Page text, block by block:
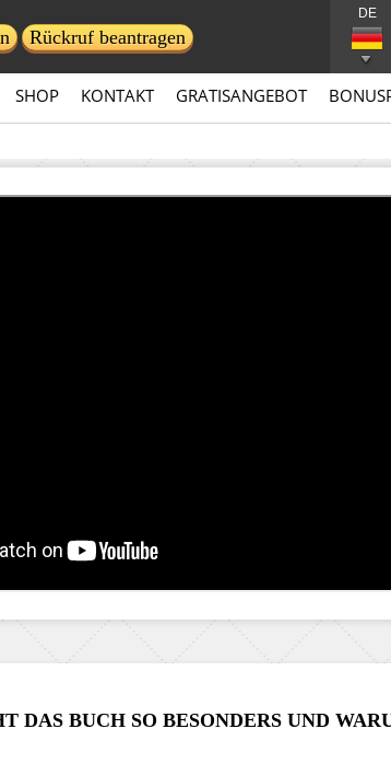
Rückruf beantragen
DE
SHOP KONTAKT GRATISANGEBOT
DAS BUCH SO BESONDERS UND